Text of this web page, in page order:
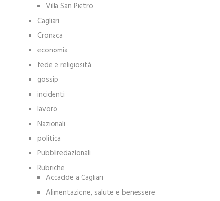
Villa San Pietro
Cagliari
Cronaca
economia
fede e religiosità
gossip
incidenti
lavoro
Nazionali
politica
Pubbliredazionali
Rubriche
Accadde a Cagliari
Alimentazione, salute e benessere